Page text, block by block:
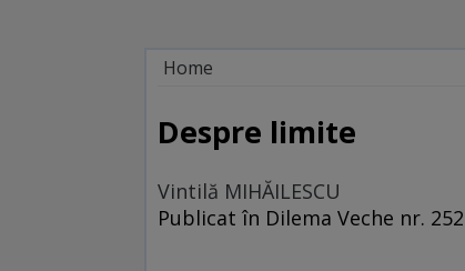
Home
TÎLC SHOW
Despre limite
Vintilă MIHĂILESCU
Publicat în Dilema Veche nr.